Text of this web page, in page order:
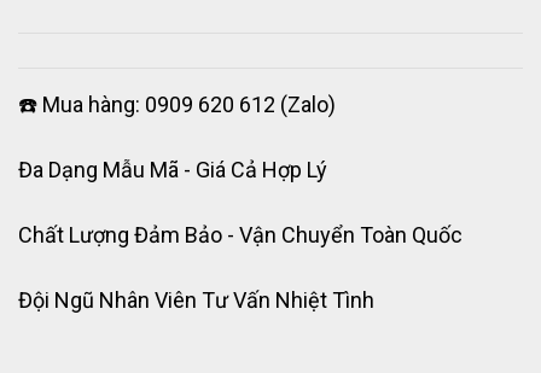
☎️ Mua hàng: 0909 620 612 (Zalo)
Đa Dạng Mẫu Mã - Giá Cả Hợp Lý
Chất Lượng Đảm Bảo - Vận Chuyển Toàn Quốc
Đội Ngũ Nhân Viên Tư Vấn Nhiệt Tình